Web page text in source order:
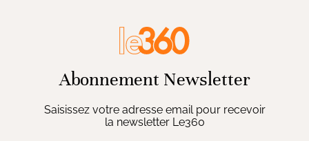
Abonnement Newsletter
Saisissez votre adresse email pour recevoir
la newsletter Le360